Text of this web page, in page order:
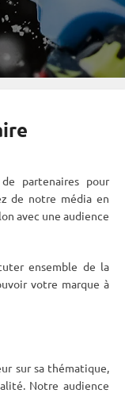
partenaires pour
de notre média en
avec une audience
ensemble de la
votre marque à
sur sa thématique,
Notre audience